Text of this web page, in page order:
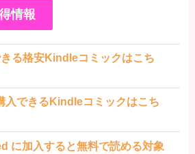
情報
る格安Kindleコミックはこち
入できるKindleコミックはこち
に加入すると無料で読める対象